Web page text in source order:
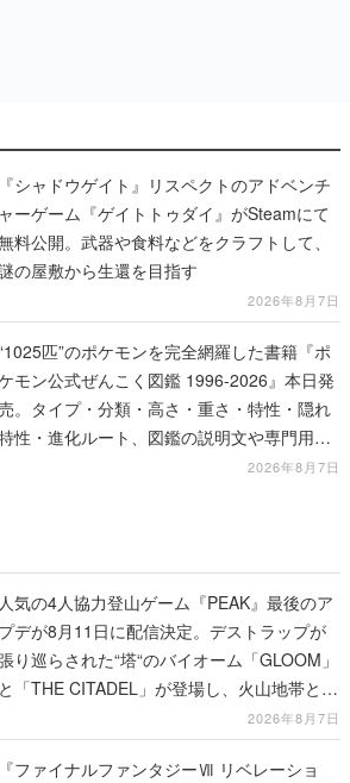
『シャドウゲイト』リスペクトのアドベンチ
ャーゲーム『ゲイトトゥダイ』がSteamにて
料公開。武器や食料などをクラフトして、
の屋敷から生還を目指す
2026年8月7日
匹”のポケモンを完全網羅した書籍『ポ
モン公式ぜんこく図鑑 1996-2026』本日発
。タイプ・分類・高さ・重さ・特性・隠れ
性・進化ルート、図鑑の説明文や専門用語
2026年8月7日
人気の4人協力登山ゲーム『PEAK』最後のア
プデが8月11日に配信決定。デストラップが
り巡らされた“塔“のバイオーム「GLOOM」
と「THE CITADEL」が登場し、火山地帯と入
2026年8月7日
『ファイナルファンタジーⅦ リベレーショ